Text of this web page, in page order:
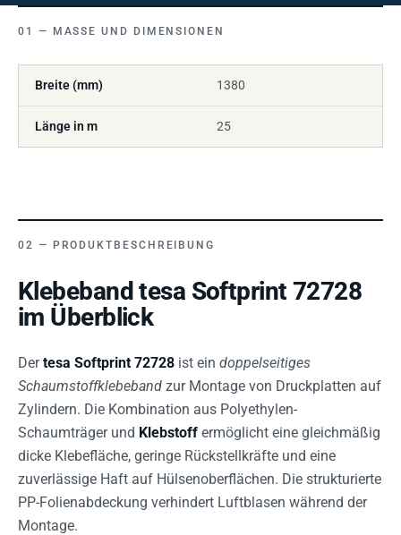
MASSE UND DIMENSIONEN
Breite (mm) 1380
Länge in m 25
PRODUKTBESCHREIBUNG
Klebeband tesa Softprint 72728
im Überblick
Dertesa Softprint 72728 ist ein doppelseitiges
Schaumstoffklebeband zur Montage von Druckplatten auf
Zylindern. Die Kombination aus Polyethylen-
Schaumträger und Klebstoff ermöglicht eine gleichmäßig
dicke Klebefläche, geringe Rückstellkräfte und eine
zuverlässige Haft auf Hülsenoberflächen. Die strukturierte
PP-Folienabdeckung verhindert Luftblasen während der
Montage.